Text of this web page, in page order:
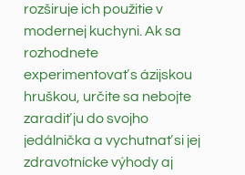
rozširuje ich použitie v
modernej kuchyni. Ak sa
rozhodnete
experimentovať s ázijskou
hruškou, určite sa nebojte
zaradiť ju do svojho
jedálnička a vychutnať si jej
zdravotnícke výhody aj